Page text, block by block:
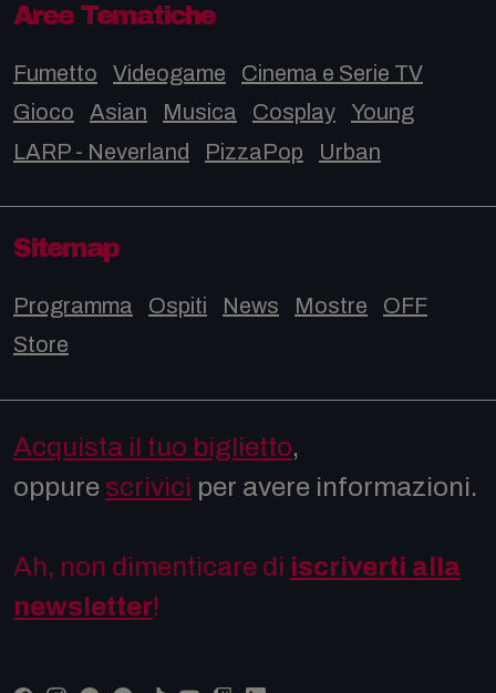
Aree Tematiche
Fumetto Videogame
Cinema e Serie TV
Gioco
Asian Musica Cosplay
Young
LARP - Neverland
PizzaPop Urban
Sitemap
Programma Ospiti News Mostre
OFF
Store
Acquista il tuo biglietto,
oppure scrivici per avere informazioni.
Ah, non dimenticare di iscriverti alla
newsletter!